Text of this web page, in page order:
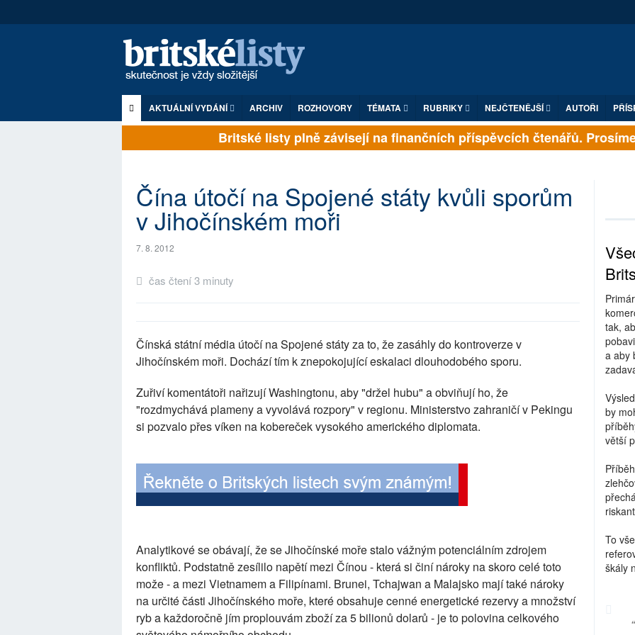
AKTUÁLNÍ VYDÁNÍ ARCHIV ROZHOVORY TÉMATA RUBRIKY NEJČTENĚJŠÍ AUTOŘI
Britské listy plně závisejí na finančních příspěvcích čtenářů.
Čína útočí na Spojené státy kvůli sporům
v Jihočínském moři
7. 8. 2012
čas čtení 3 minuty
Čínská státní média útočí na Spojené státy za to, že zasáhly do kontroverze v
Jihočínském moři. Dochází tím k znepokojující eskalaci dlouhodobého sporu.
Zuřiví komentátoři nařizují Washingtonu, aby "držel hubu" a obviňují ho, že
"rozdmychává plameny a vyvolává rozpory" v regionu. Ministerstvo zahraničí v Pekingu
si pozvalo přes víken na kobereček vysokého amerického diplomata.
Analytikové se obávají, že se Jihočínské moře stalo vážným potenciálním zdrojem
konfliktů. Podstatně zesílilo napětí mezi Čínou - která si činí nároky na skoro celé toto
može - a mezi Vietnamem a Filipínami. Brunei, Tchajwan a Malajsko mají také nároky
na určité části Jihočínského moře, které obsahuje cenné energetické rezervy a množství
ryb a každoročně jím proplouvám zboží za 5 bilionů dolarů - je to polovina celkového
tak,
a aby
by
větší
To
škály